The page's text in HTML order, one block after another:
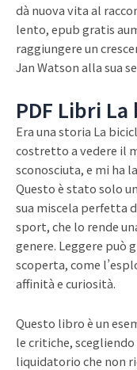
dà nuova vita al
lento, epub gratis
raggiungere un
Jan Watson alla sua
PDF Libri
Era una storia La
costretto a vedere il
sconosciuta, e mi ha
Questo è stato solo
sua miscela perfetta
sport, che lo rende
genere. Leggere può
scoperta, come
affinità e curiosità.
Questo libro è un
le critiche,
liquidatorio che non